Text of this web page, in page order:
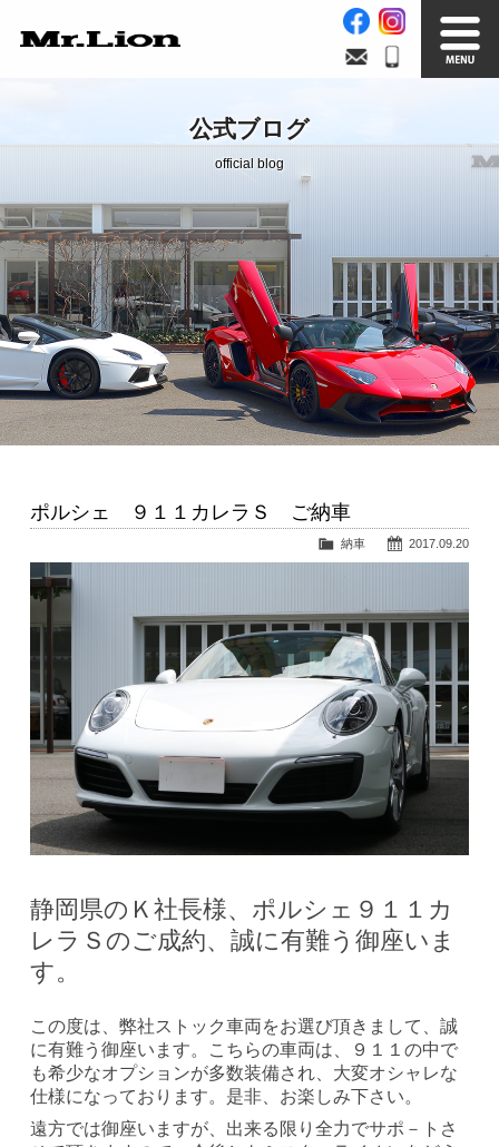
在庫車情報 買取無料査定
Factory
自社工場 サービス案内
Official Blog
公式ブログ
Company info.
会社案内
公式ブログ
official blog
ポルシェ ９１１カレラＳ ご納車
2017.09.20
納車
静岡県のＫ社長様、ポルシェ９１１カ
レラＳのご成約、誠に有難う御座いま
す。
この度は、弊社ストック車両をお選び頂きまして、誠
に有難う御座います。こちらの車両は、９１１の中で
も希少なオプションが多数装備され、大変オシャレな
仕様になっております。是非、お楽しみ下さい。
遠方では御座いますが、出来る限り全力でサポ－トさ